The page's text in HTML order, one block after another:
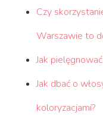
Czy
Warszawie to
Jak
Jak dbać o
koloryzacjami?